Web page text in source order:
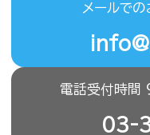
メールで
電話受付時間
03-